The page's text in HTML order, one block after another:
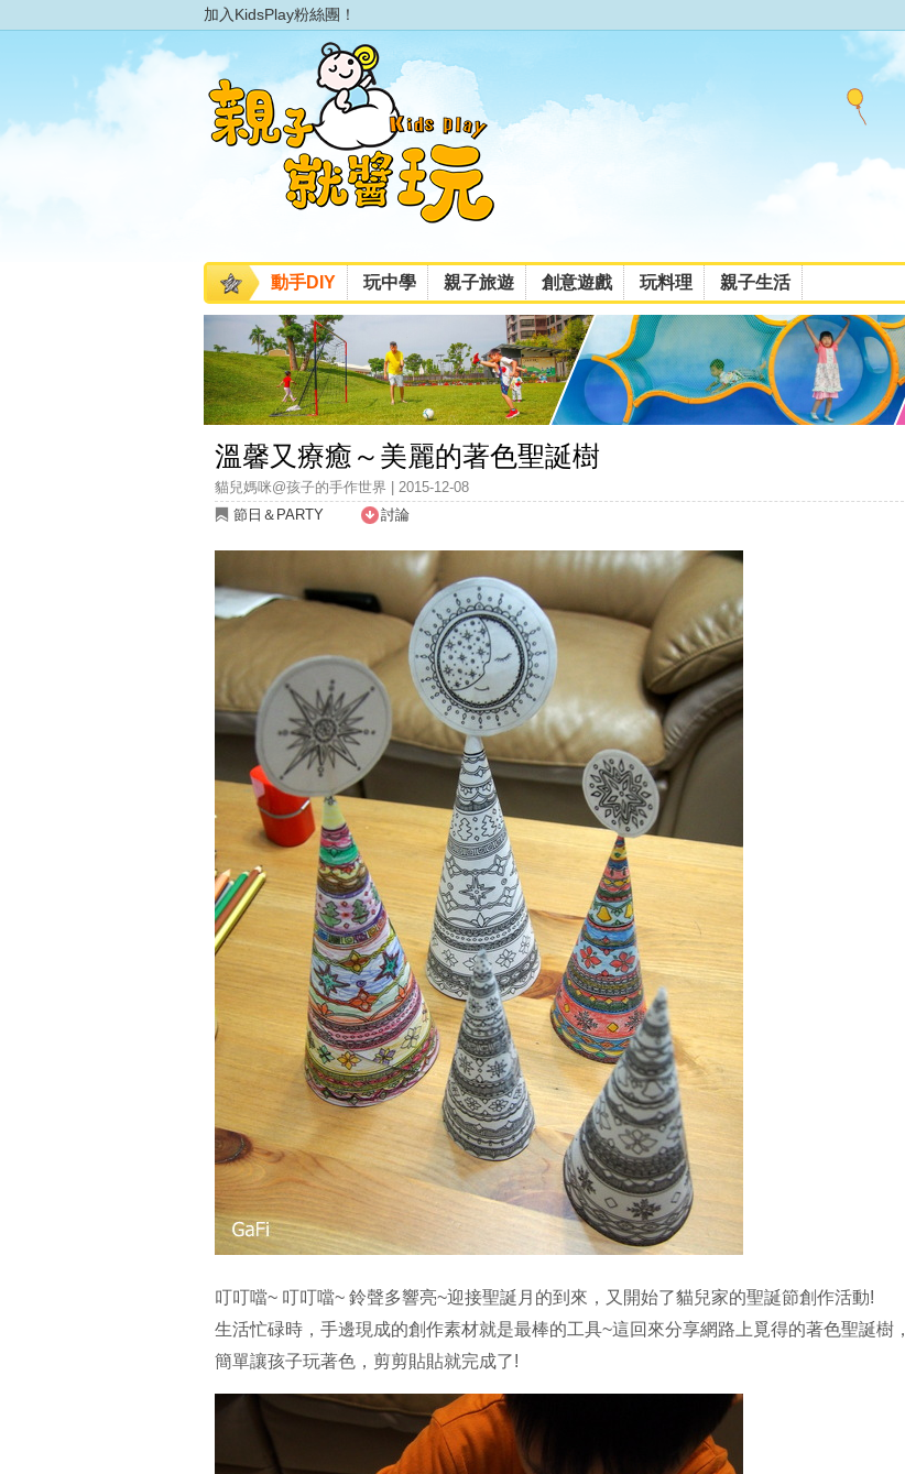
加入KidsPlay粉絲團！
動手DIY 玩中學 親子旅遊 創意遊戲 玩料理 親子生活
溫馨又療癒～美麗的著色聖誕樹
貓兒媽咪@孩子的手作世界 | 2015-12-08
節日＆PARTY
討論
叮叮噹~ 叮叮噹~ 鈴聲多響亮~迎接聖誕月的到來，又開始了貓兒家的聖誕節創作活動!
生活忙碌時，手邊現成的創作素材就是最棒的工具~這回來分享網路上覓得的著色聖誕樹，
簡單讓孩子玩著色，剪剪貼貼就完成了!